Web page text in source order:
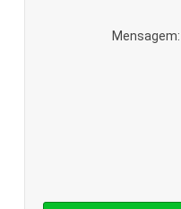
Mensagem: